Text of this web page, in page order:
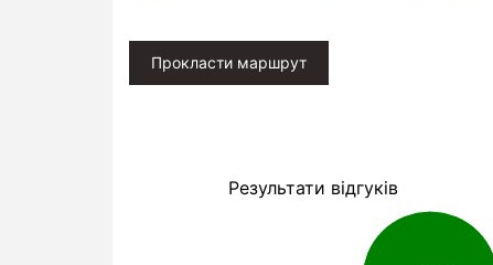
Прокласти маршрут
Результати відгуків